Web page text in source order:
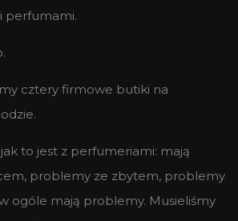
perfumami.
cztery firmowe butiki na
to jest z perfumeriami: mają
problemy ze zbytem, problemy
ogóle mają problemy. Musieliśmy